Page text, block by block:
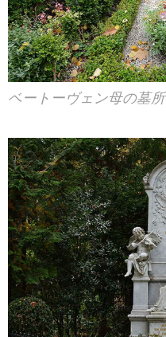
ベートーヴェン母の墓所